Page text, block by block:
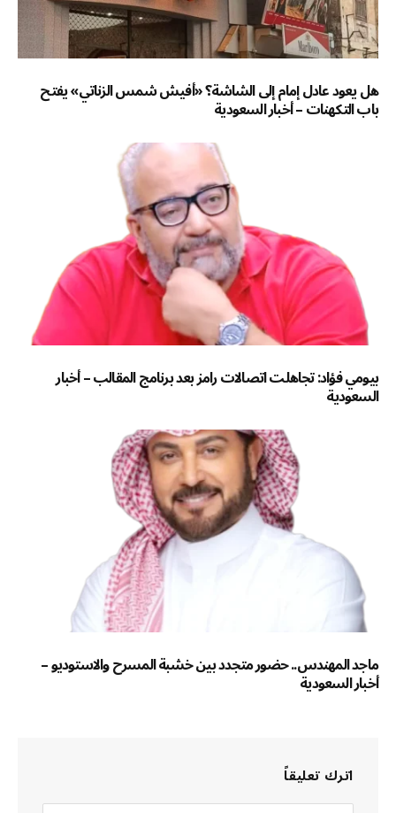
هل يعود عادل إمام إلى الشاشة؟ «أفيش شمس الزناتي» يفتح
باب التكهنات – أخبار السعودية
بيومي فؤاد: تجاهلت اتصالات رامز بعد برنامج المقالب – أخبار
السعودية
ماجد المهندس.. حضور متجدد بين خشبة المسرح والاستوديو –
أخبار السعودية
اترك تعليقاً